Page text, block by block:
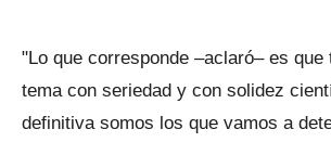
"Lo que corresponde –aclaró– es que
tema con seriedad y con solidez
definitiva somos los que vamos a